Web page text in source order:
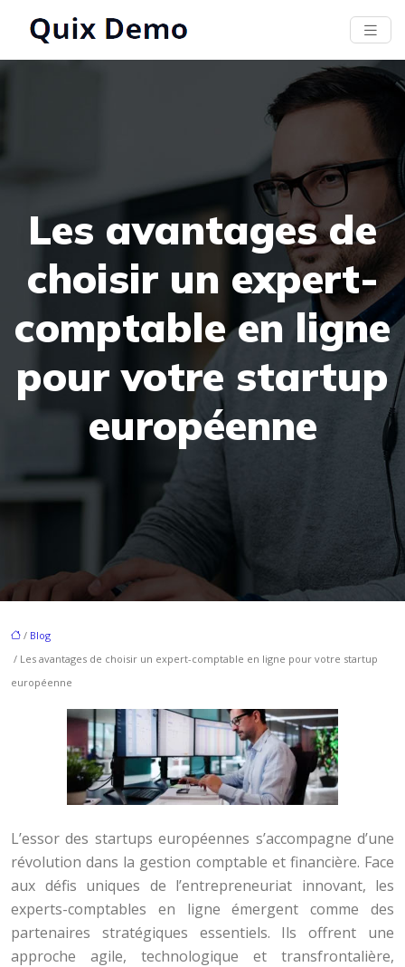
Les avantages de
choisir un expert-
comptable en ligne
pour votre startup
européenne
/ Blog
/ Les avantages de choisir un expert-comptable en ligne pour votre startup
européenne
L’essor des startups européennes s’accompagne d’une
révolution dans la gestion comptable et financière. Face
aux défis uniques de l’entrepreneuriat innovant, les
experts-comptables en ligne émergent comme des
partenaires stratégiques essentiels. Ils offrent une
approche agile, technologique et transfrontalière,